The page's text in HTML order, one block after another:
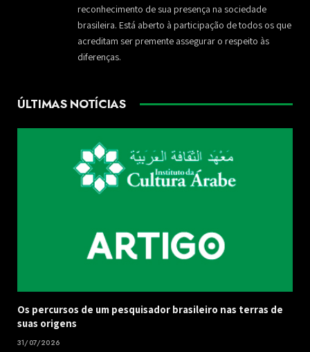
reconhecimento de sua presença na sociedade
brasileira. Está aberto à participação de todos os que
acreditam ser premente assegurar o respeito às
diferenças.
ÚLTIMAS NOTÍCIAS
Os percursos de um pesquisador brasileiro nas terras de
suas origens
31/07/2026